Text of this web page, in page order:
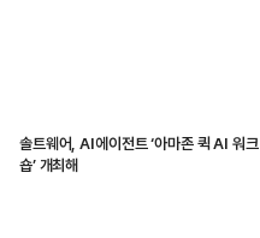
솔트웨어, AI에이전트 ‘아마존 퀵 AI 워크
숍’ 개최해